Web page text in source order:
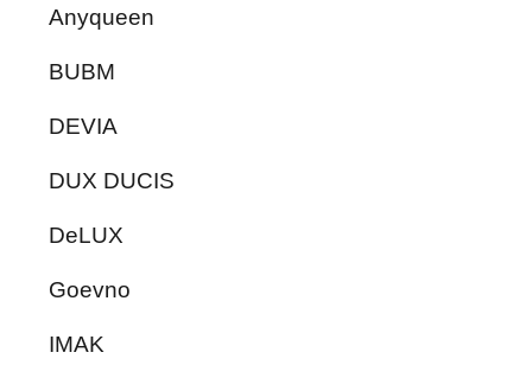
Anyqueen
BUBM
DEVIA
DUX DUCIS
DeLUX
Goevno
IMAK